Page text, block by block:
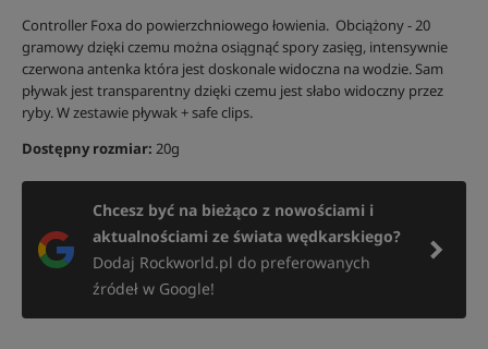
Controller Foxa do powierzchniowego łowienia. Obciążony - 20
gramowy dzięki czemu można osiągnąć spory zasięg, intensywnie
czerwona antenka która jest doskonale widoczna na wodzie. Sam
pływak jest transparentny dzięki czemu jest słabo widoczny przez
ryby. W zestawie pływak + safe clips.
Dostępny rozmiar: 20g
Chcesz być na bieżąco z nowościami i
aktualnościami ze świata wędkarskiego?
Dodaj Rockworld.pl do preferowanych
źródeł w Google!